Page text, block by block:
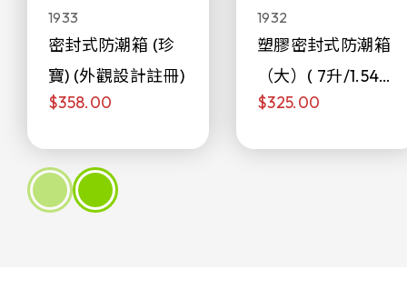
1933
密封式防潮箱 (珍
寶) (外觀設計註冊)
$358.00
1932
塑膠密封式防潮箱
（大）( 7升/1.54加
侖)
$325.00